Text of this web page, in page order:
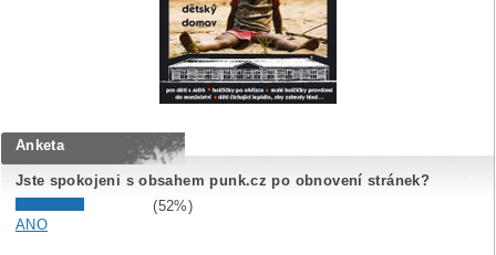
Anketa
Jste spokojeni s obsahem punk.cz po obnovení stránek?
(52%)
ANO